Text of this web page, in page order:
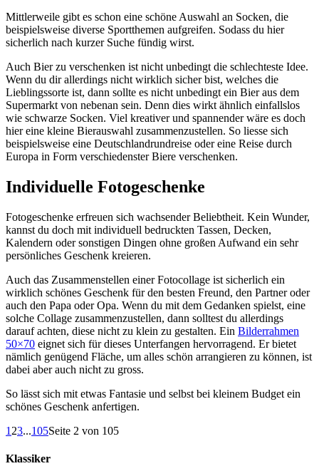
Mittlerweile gibt es schon eine schöne Auswahl an Socken, die
beispielsweise diverse Sportthemen aufgreifen. Sodass du hier
sicherlich nach kurzer Suche fündig wirst.
Auch Bier zu verschenken ist nicht unbedingt die schlechteste Idee.
Wenn du dir allerdings nicht wirklich sicher bist, welches die
Lieblingssorte ist, dann sollte es nicht unbedingt ein Bier aus dem
Supermarkt von nebenan sein. Denn dies wirkt ähnlich einfallslos
wie schwarze Socken. Viel kreativer und spannender wäre es doch
hier eine kleine Bierauswahl zusammenzustellen. So liesse sich
beispielsweise eine Deutschlandrundreise oder eine Reise durch
Europa in Form verschiedenster Biere verschenken.
Individuelle Fotogeschenke
Fotogeschenke erfreuen sich wachsender Beliebtheit. Kein Wunder,
kannst du doch mit individuell bedruckten Tassen, Decken,
Kalendern oder sonstigen Dingen ohne großen Aufwand ein sehr
persönliches Geschenk kreieren.
Auch das Zusammenstellen einer Fotocollage ist sicherlich ein
wirklich schönes Geschenk für den besten Freund, den Partner oder
auch den Papa oder Opa. Wenn du mit dem Gedanken spielst, eine
solche Collage zusammenzustellen, dann solltest du allerdings
darauf achten, diese nicht zu klein zu gestalten. Ein Bilderrahmen
50×70 eignet sich für dieses Unterfangen hervorragend. Er bietet
nämlich genügend Fläche, um alles schön arrangieren zu können, ist
dabei aber auch nicht zu gross.
So lässt sich mit etwas Fantasie und selbst bei kleinem Budget ein
schönes Geschenk anfertigen.
1 23...105Seite 2 von 105
Klassiker